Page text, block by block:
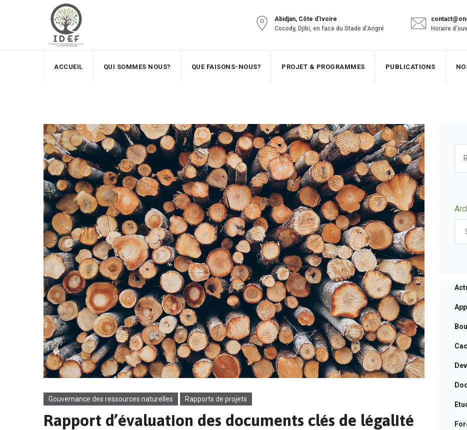
Abidjan, Côte d'Ivoire
Cocody, Djibi, en face du Stade d'Angré
Horaire
ACCUEIL QUI SOMMES NOUS? QUE FAISONS-NOUS? PROJET & PROGRAMMES PUBLICATIONS
Gouvernance des ressources naturelles Rapports de projets
Rapport d’évaluation des documents clés de légalité